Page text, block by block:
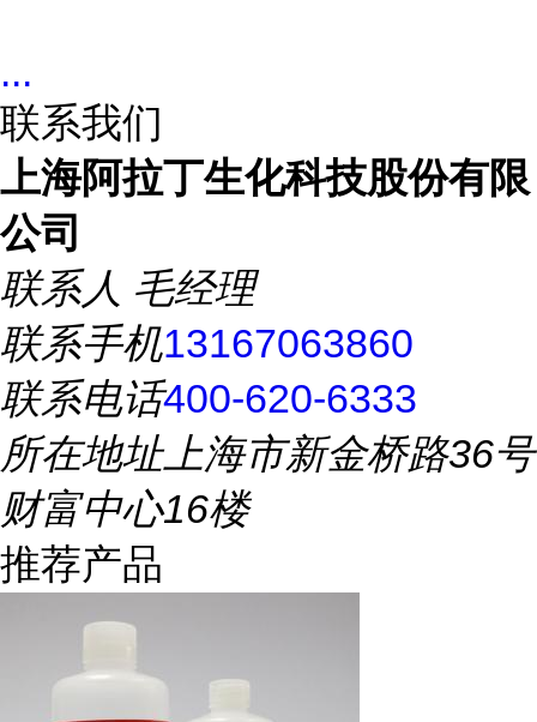
...
联系我们
上海阿拉丁生化科技股份有限
公司
联系人 毛经理
联系手机13167063860
联系电话400-620-6333
所在地址上海市新金桥路36号
财富中心16楼
推荐产品